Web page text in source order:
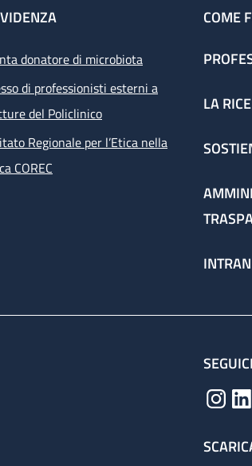
donatore di microbiota
di professionisti esterni a
del Policlinico
Regionale per l’Etica nella
COREC
COME
LA